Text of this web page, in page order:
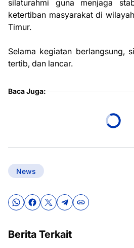
silaturahmi guna menjaga
ketertiban masyarakat di
Timur.
Selama kegiatan berlangsung,
tertib, dan lancar.
Baca Juga:
News
Berita Terkait